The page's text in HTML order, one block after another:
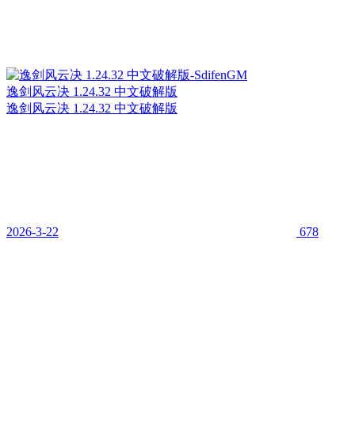
逸剑风云决 1.24.32 中文破解版
逸剑风云决 1.24.32 中文破解版
2026-3-22 678